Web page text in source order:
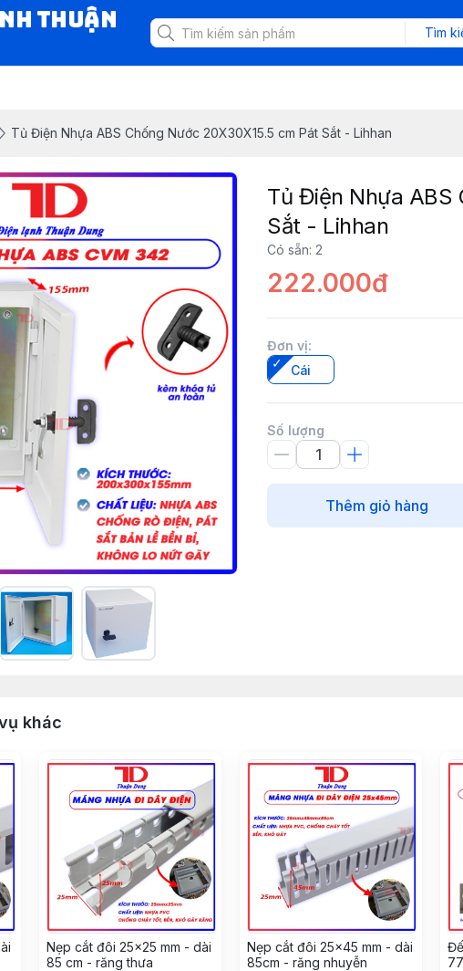
THUẬN
Tìm
Tủ Điện Nhựa ABS Chống Nước 20X30X15.5 cm Pát Sắt - Lihhan
Tủ Điện Nhựa ABS
Sắt - Lihhan
Có sẵn: 2
222.000đ
Đơn vị:
Cái
Số lượng
Thêm giỏ hàng
khác
Nẹp cắt đôi 25x25 mm - dài
85 cm - răng thưa
Nẹp cắt đôi 25x45 mm - dài
85cm - răng nhuyễn